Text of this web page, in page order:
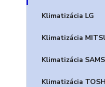
Klimatizácia LG
Klimatizácia
Klimatizácia
Klimatizácia